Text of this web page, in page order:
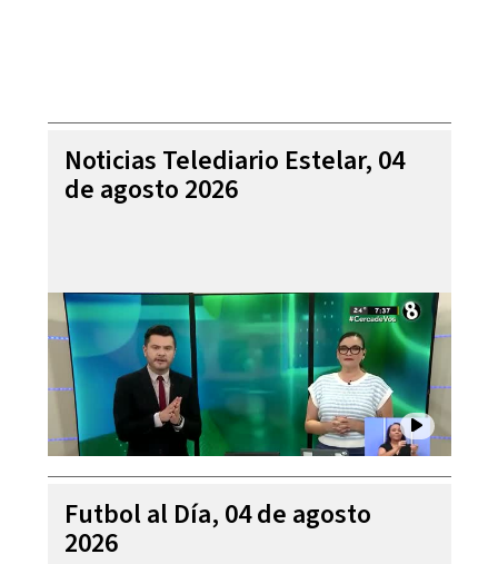
Noticias Telediario Estelar, 04
de agosto 2026
Futbol al Día, 04 de agosto
2026